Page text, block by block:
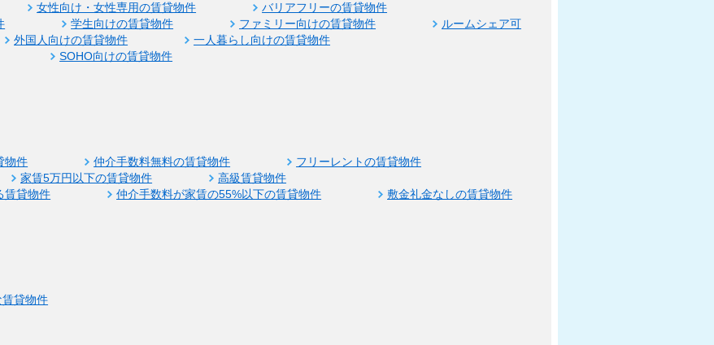
女性向け・女性専用の賃貸物件
バリアフリーの賃貸物件
学生向けの賃貸物件 ファミリー向けの賃貸物件
ルームシェア可
外国人向けの賃貸物件
一人暮らし向けの賃貸物件
SOHO向けの賃貸物件
物件 仲介手数料無料の賃貸物件
フリーレントの賃貸物件
家賃5万円以下の賃貸物件
高級賃貸物件
賃貸物件
仲介手数料が家賃の55%以下の賃貸物件 敷金礼金なしの賃貸物件
貸物件